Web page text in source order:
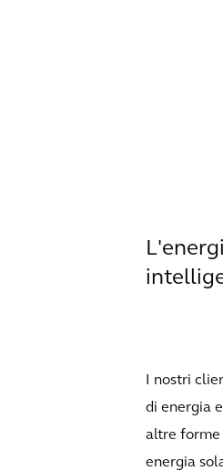
I nostri
di energia
altre forme
energia